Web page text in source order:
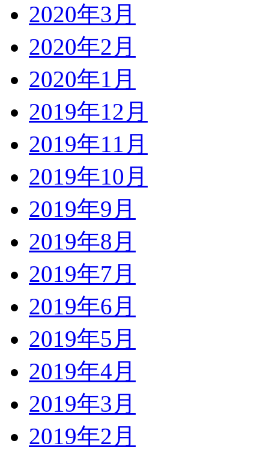
2020年3月
2020年2月
2020年1月
2019年12月
2019年11月
2019年10月
2019年9月
2019年8月
2019年7月
2019年6月
2019年5月
2019年4月
2019年3月
2019年2月